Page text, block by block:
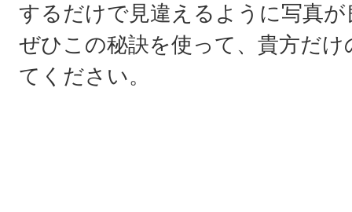
するだけで見違えるように写真
ぜひこの秘訣を使って、貴方だ
てください。